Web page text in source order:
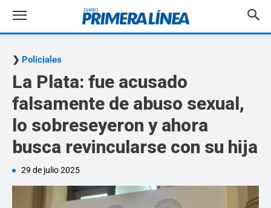
Policiales
La Plata: fue acusado
falsamente de abuso sexual,
lo sobreseyeron y ahora
busca revincularse con su hija
29 de julio 2025